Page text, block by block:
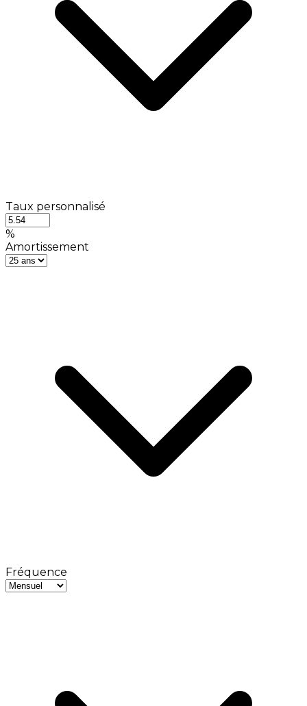
Taux personnalisé
%
Amortissement
Fréquence